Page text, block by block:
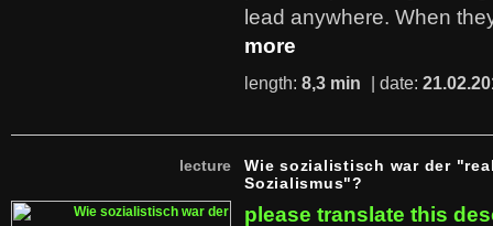
lead anywhere. When
more
length: 8,3 min | date:
lecture
Wie sozialistisch war der
Sozialismus"?
please translate this